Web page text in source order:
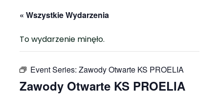
« Wszystkie Wydarzenia
To wydarzenie minęło.
Event Series: Zawody Otwarte KS PROELIA
Zawody Otwarte KS PROELIA